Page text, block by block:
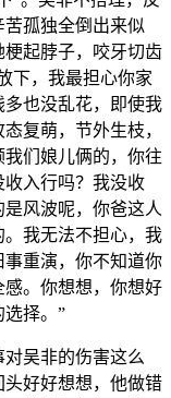
孤独全倒出来似
起脖子，咬牙切齿
下，我最担心你家
也没乱花，即使我
复萌，节外生枝，
们娘儿俩的，你往
入行吗？我没收
风波呢，你爸这人
我无法不担心，我
重演，你不知道你
。你想想，你想好
择。”
吴非的伤害这么
好好想想，他做错